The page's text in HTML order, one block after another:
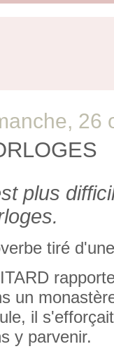
26
plus
tiré
un
il
y parvenir.